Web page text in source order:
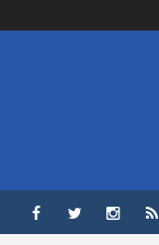
   